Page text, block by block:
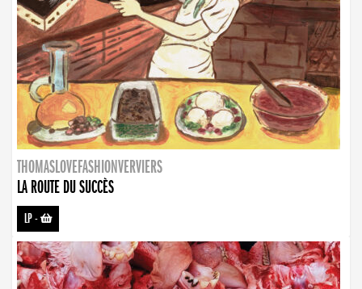
THOMASLOVEFASHIONVERVIERS
LA ROUTE DU SUCCÈS
LP-